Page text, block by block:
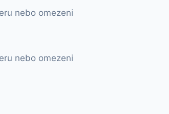
nebo omezeni
nebo omezeni